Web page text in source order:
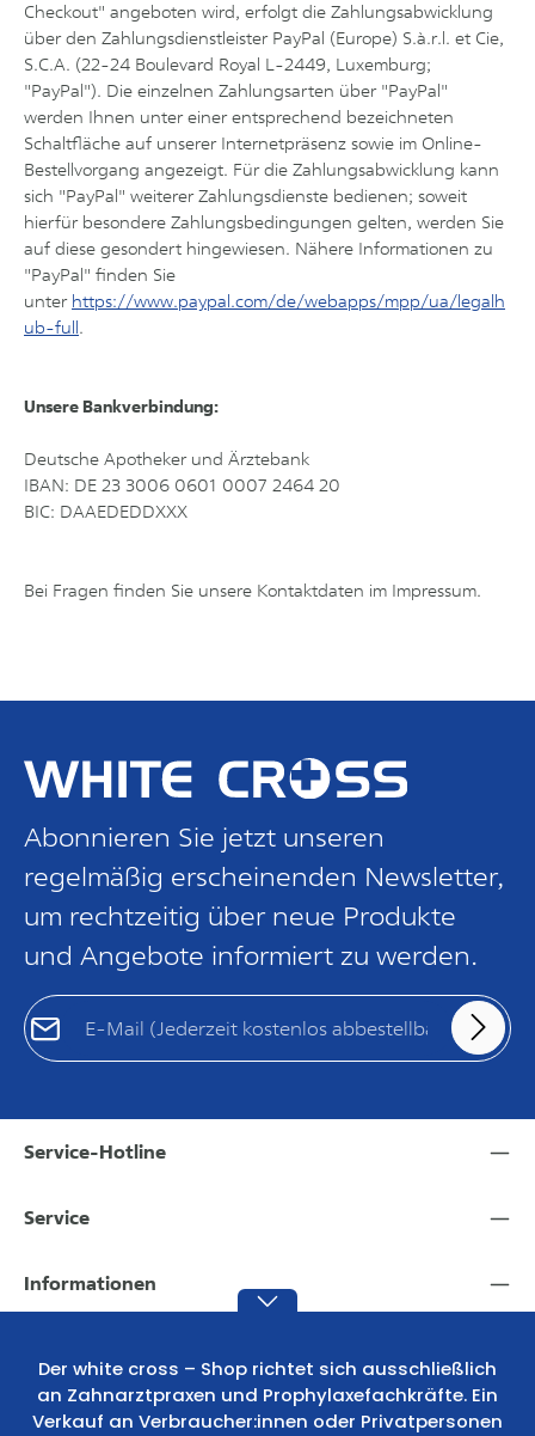
Der white cross – Shop richtet sich ausschließlich
an Zahnarztpraxen und Prophylaxefachkräfte. Ein
Verkauf an Verbraucher:innen oder Privatpersonen
Checkout" angeboten wird, erfolgt die Zahlungsabwicklung
über den Zahlungsdienstleister PayPal (Europe) S.à.r.l. et Cie,
S.C.A. (22-24 Boulevard Royal L-2449, Luxemburg;
"PayPal"). Die einzelnen Zahlungsarten über "PayPal"
werden Ihnen unter einer entsprechend bezeichneten
Schaltfläche auf unserer Internetpräsenz sowie im Online-
Bestellvorgang angezeigt. Für die Zahlungsabwicklung kann
sich "PayPal" weiterer Zahlungsdienste bedienen; soweit
hierfür besondere Zahlungsbedingungen gelten, werden Sie
auf diese gesondert hingewiesen. Nähere Informationen zu
"PayPal" finden Sie
unter https://www.paypal.com/de/webapps/mpp/ua/legalh
ub-full.
Unsere Bankverbindung:
Deutsche Apotheker und Ärztebank
IBAN: DE 23 3006 0601 0007 2464 20
BIC: DAAEDEDDXXX
Bei Fragen finden Sie unsere Kontaktdaten im Impressum.
Abonnieren Sie jetzt unseren
regelmäßig erscheinenden Newsletter,
um rechtzeitig über neue Produkte
und Angebote informiert zu werden.
E-Mail-Adresse*
Loading...Um weiterzugehen, geben Sie die oben abgebildeten
Service-Hotline
Service
Informationen